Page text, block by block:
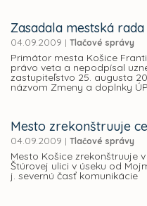
Zasadala mestská rada
04.09.2009 | Tlačové správy
Primátor mesta Košice
právo veta a nepodpísal
zastupiteľstvo 25. augusta
názvom Zmeny a doplnky
Mesto zrekonštruuje
04.09.2009 | Tlačové správy
Mesto Košice zrekonštruuje
Štúrovej ulici v úseku od
j. severnú časť komunikácie